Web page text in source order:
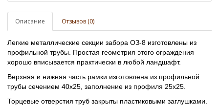
Описание Отзывов (0)
Легкие металлические секции забора ОЗ-8 изготовлены из
профильной трубы. Простая геометрия этого ограждения
хорошо вписывается практически в любой ландшафт.
Верхняя и нижняя часть рамки изготовлена из профильной
трубы сечением 40х25, заполнение из профиля 25х25.
Торцевые отверстия труб закрыты пластиковыми заглушками.